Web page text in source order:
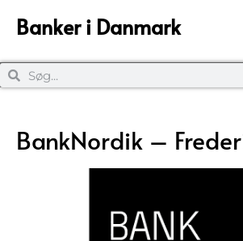
Banker i Danmark
BankNordik –